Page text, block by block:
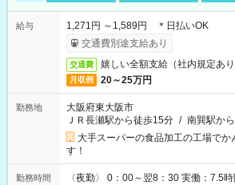
給与
1,271円 ～1,589円 ＊日払いOK
交通費別途支給あり
交通費 嬉しい全額支給（社内規定あり
月収例 20～25万円
勤務地
大阪府東大阪市
ＪＲ長瀬駅から徒歩15分 / 南巽駅か
大手スーパーの食品加工の工場で
す！
勤務時間 〈夜勤〉 0：00～翌8：30 実働：7.5